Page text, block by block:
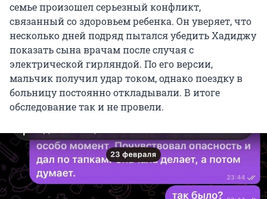
семье произошел серьезный конфликт,
связанный со здоровьем ребенка. Он уверяет, что
несколько дней подряд пытался убедить Хадиджу
показать сына врачам после случая с
электрической гирляндой. По его версии,
мальчик получил удар током, однако поездку в
больницу постоянно откладывали. В итоге
обследование так и не провели.